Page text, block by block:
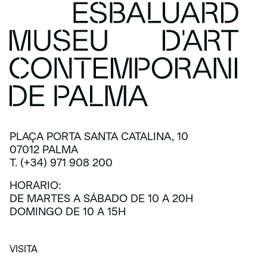
PLAÇA PORTA SANTA CATALINA, 10
07012 PALMA
T. (+34) 971 908 200
HORARIO:
DE MARTES A SÁBADO DE 10 A 20H
DOMINGO DE 10 A 15H
VISITA